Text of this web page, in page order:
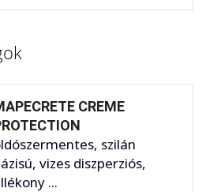
CREME
szilán
vizes diszperziós,
...